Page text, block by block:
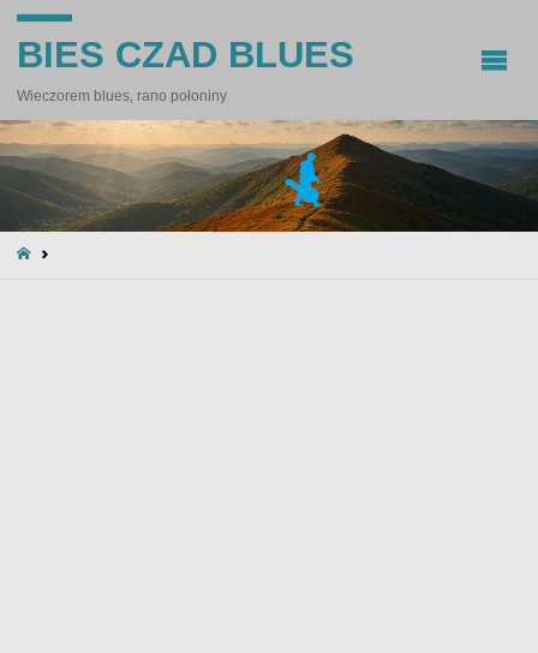
BIES CZAD BLUES
Wieczorem blues, rano połoniny
STRONA